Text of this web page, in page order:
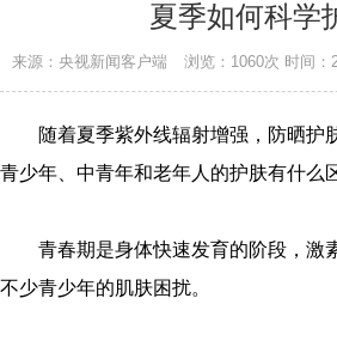
夏季如何科学
来源：央视新闻客户端 浏览：1060次 时间：
随着夏季紫外线辐射增强，防晒护
青少年、中青年和老年人的护肤有什么
青春期是身体快速发育的阶段，激
不少青少年的肌肤困扰。